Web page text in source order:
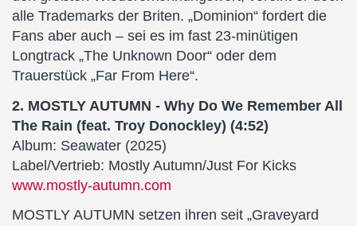
alle Trademarks der Briten. „Dominion“ fordert die
Fans aber auch – sei es im fast 23-minütigen
Longtrack „The Unknown Door“ oder dem
Trauerstück „Far From Here“.
2. MOSTLY AUTUMN - Why Do We Remember All
The Rain (feat. Troy Donockley) (4:52)
Album: Seawater (2025)
Label/Vertrieb: Mostly Autumn/Just For Kicks
www.mostly-autumn.com
MOSTLY AUTUMN setzen ihren seit „Graveyard